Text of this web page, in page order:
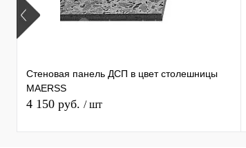
Стеновая панель ДСП в цвет столешницы
MAERSS
4 150 руб. / шт